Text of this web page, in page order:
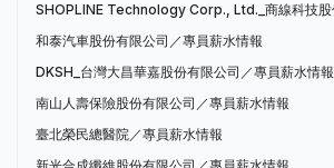
和泰汽車股份有限公司／專員薪水情報
DKSH_台灣大昌華嘉股份有限公司／專員薪水情報
南山人壽保險股份有限公司／專員薪水情報
臺北榮民總醫院／專員薪水情報